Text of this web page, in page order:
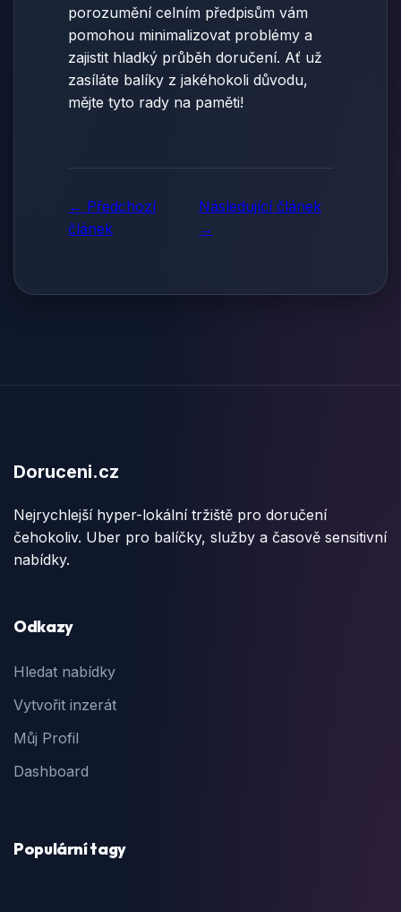
porozumění celním předpisům vám
pomohou minimalizovat problémy a
zajistit hladký průběh doručení. Ať už
zasíláte balíky z jakéhokoli důvodu,
mějte tyto rady na paměti!
← Předchozí
článek
Následující článek
→
Doruceni.cz
Nejrychlejší hyper-lokální tržiště pro doručení
čehokoliv. Uber pro balíčky, služby a časově sensitivní
nabídky.
Odkazy
Hledat nabídky
Vytvořit inzerát
Můj Profil
Dashboard
Populární tagy